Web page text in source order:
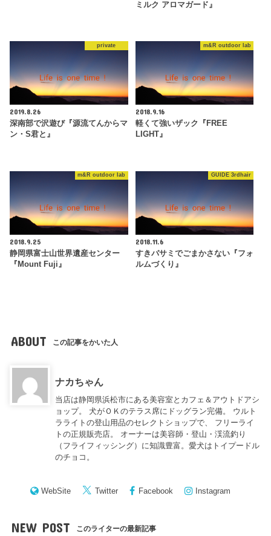
ミルク アロマガード』
private
2019.8.26
深南部で沢遊び『源流てんからマ
ン・S君と』
m&R outdoor lab
2018.9.16
軽くて強いザック『FREE
LIGHT』
m&R outdoor lab
2018.9.25
静岡県富士山世界遺産センター
『Mount Fuji』
GUIDE 3rdhair
2018.11.6
すきバサミでごまかさない『フォ
ルムづくり』
ABOUT この記事をかいた人
ナカちゃん
当店は静岡県浜松市にある美容室とカフェ＆アウトドアシ
ョップ。 犬がＯＫのテラス席にドッグラン完備。 ウルト
ラライトの登山用品のセレクトショップで、 フリーライ
トの正規販売店。 オーナーは美容師・登山・渓流釣り
（フライフィッシング）に知識豊富。愛犬はトイプードル
のチョコ。
WebSite Twitter Facebook Instagram
NEW POST このライターの最新記事